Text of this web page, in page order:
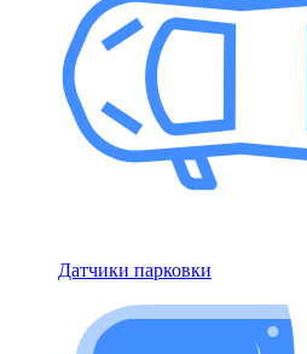
Датчики парковки